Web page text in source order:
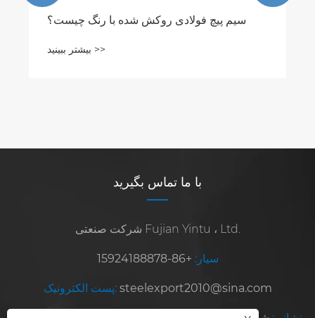
با ما تماس بگیرید
شرکت صنعتی Fujian Yintu ، Ltd.
سیار: +86-15924188878
پست الکترونیک: steelexport2010@sina.com